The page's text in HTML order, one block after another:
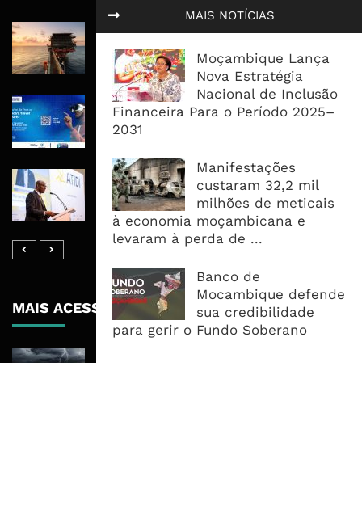
MAIS NOTÍCIAS
Moçambique Lança
Nova Estratégia
Nacional de Inclusão
Financeira Para o Período 2025–
2031
Manifestações
custaram 32,2 mil
milhões de meticais
à economia moçambicana e
levaram à perda de ...
Banco de
Mocambique defende
sua credibilidade
para gerir o Fundo Soberano
Rovuma LNG Avança Com Selecção
De Consórcio EPC Antes Da FID De
2026
Maputo Vai Acolher Cimeira Africana
De Traveltech E Coloca Digitalização
No Centro Da Agenda Turística
ATIDI Quer Duplicar Capital E Elevar
Garantias Para US$20 Mil Milhões
Por Ano
MAIS ACESSADOS